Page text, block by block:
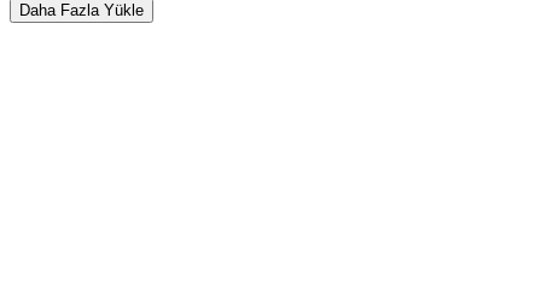
Daha Fazla Yükle